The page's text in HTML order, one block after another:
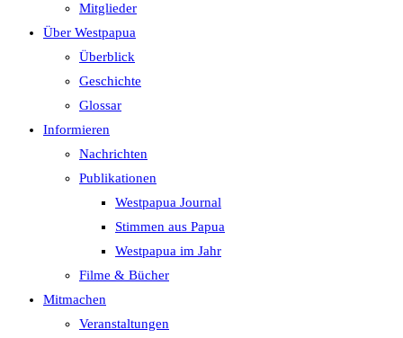
Mitglieder
Über Westpapua
Überblick
Geschichte
Glossar
Informieren
Nachrichten
Publikationen
Westpapua Journal
Stimmen aus Papua
Westpapua im Jahr
Filme & Bücher
Mitmachen
Veranstaltungen